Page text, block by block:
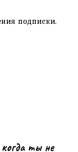
подписки.
ты не